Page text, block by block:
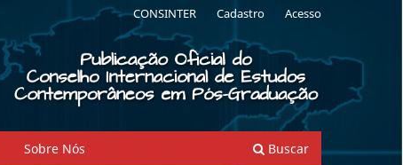
Sobre Nós Buscar
CONSINTER Cadastro Acesso